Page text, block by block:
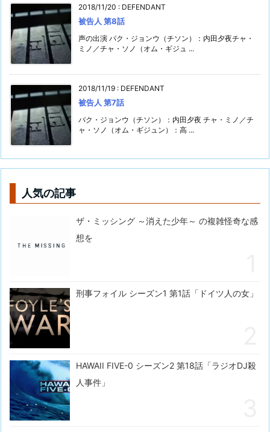
2018/11/20 : DEFENDANT
被告人 第8話
声の出演 パク・ジョンウ（チソン）：内田夕夜チャ・
ミノ／チャ・ソノ（オム・ギジュ ...
2018/11/19 : DEFENDANT
被告人 第7話
パク・ジョンウ（チソン）：内田夕夜 チャ・ミノ／チ
ャ・ソノ（オム・ギジュン）：高 ...
人気の記事
ザ・ミッシング ～消えた少年～ の複雑怪奇な感
想を
刑事フォイル シーズン1 第1話「ドイツ人の女」
HAWAII FIVE-0 シーズン2 第18話「ラジオDJ殺
人事件」